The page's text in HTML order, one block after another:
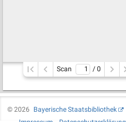
Scan / 0
©2026
Bayerische Staatsbibliothek